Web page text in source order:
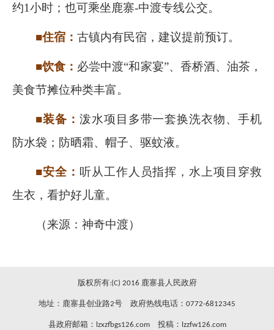
约1小时；也可乘坐鹿寨-中渡专线公交。
■住宿： 古镇内有民宿，建议提前预订。
■饮食： 必尝中渡“和家宴”、香桥酒、油茶，
美食节摊位种类丰富。
■装备： 泼水项目多带一套换洗衣物、手机
防水袋；防晒霜、帽子、驱蚊液。
■安全： 听从工作人员指挥，水上项目穿救
生衣，看护好儿童。
（来源：神奇中渡）
版权所有:(C) 2016 鹿寨县人民政府
地址：鹿寨县创业路2号 政府热线电话：0772-6812345
县政府邮箱：lzxzfbgs126.com 投稿：lzzfw126.com